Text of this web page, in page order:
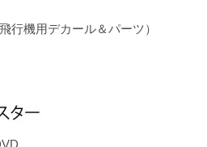
行機用デカール＆パーツ）